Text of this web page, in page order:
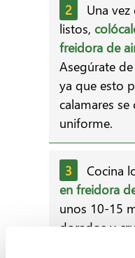
Una
listos,
freidora de
Asegúrate
ya que esto
calamares
uniforme.
Cocina
en freidora
unos 10-15
dorados y